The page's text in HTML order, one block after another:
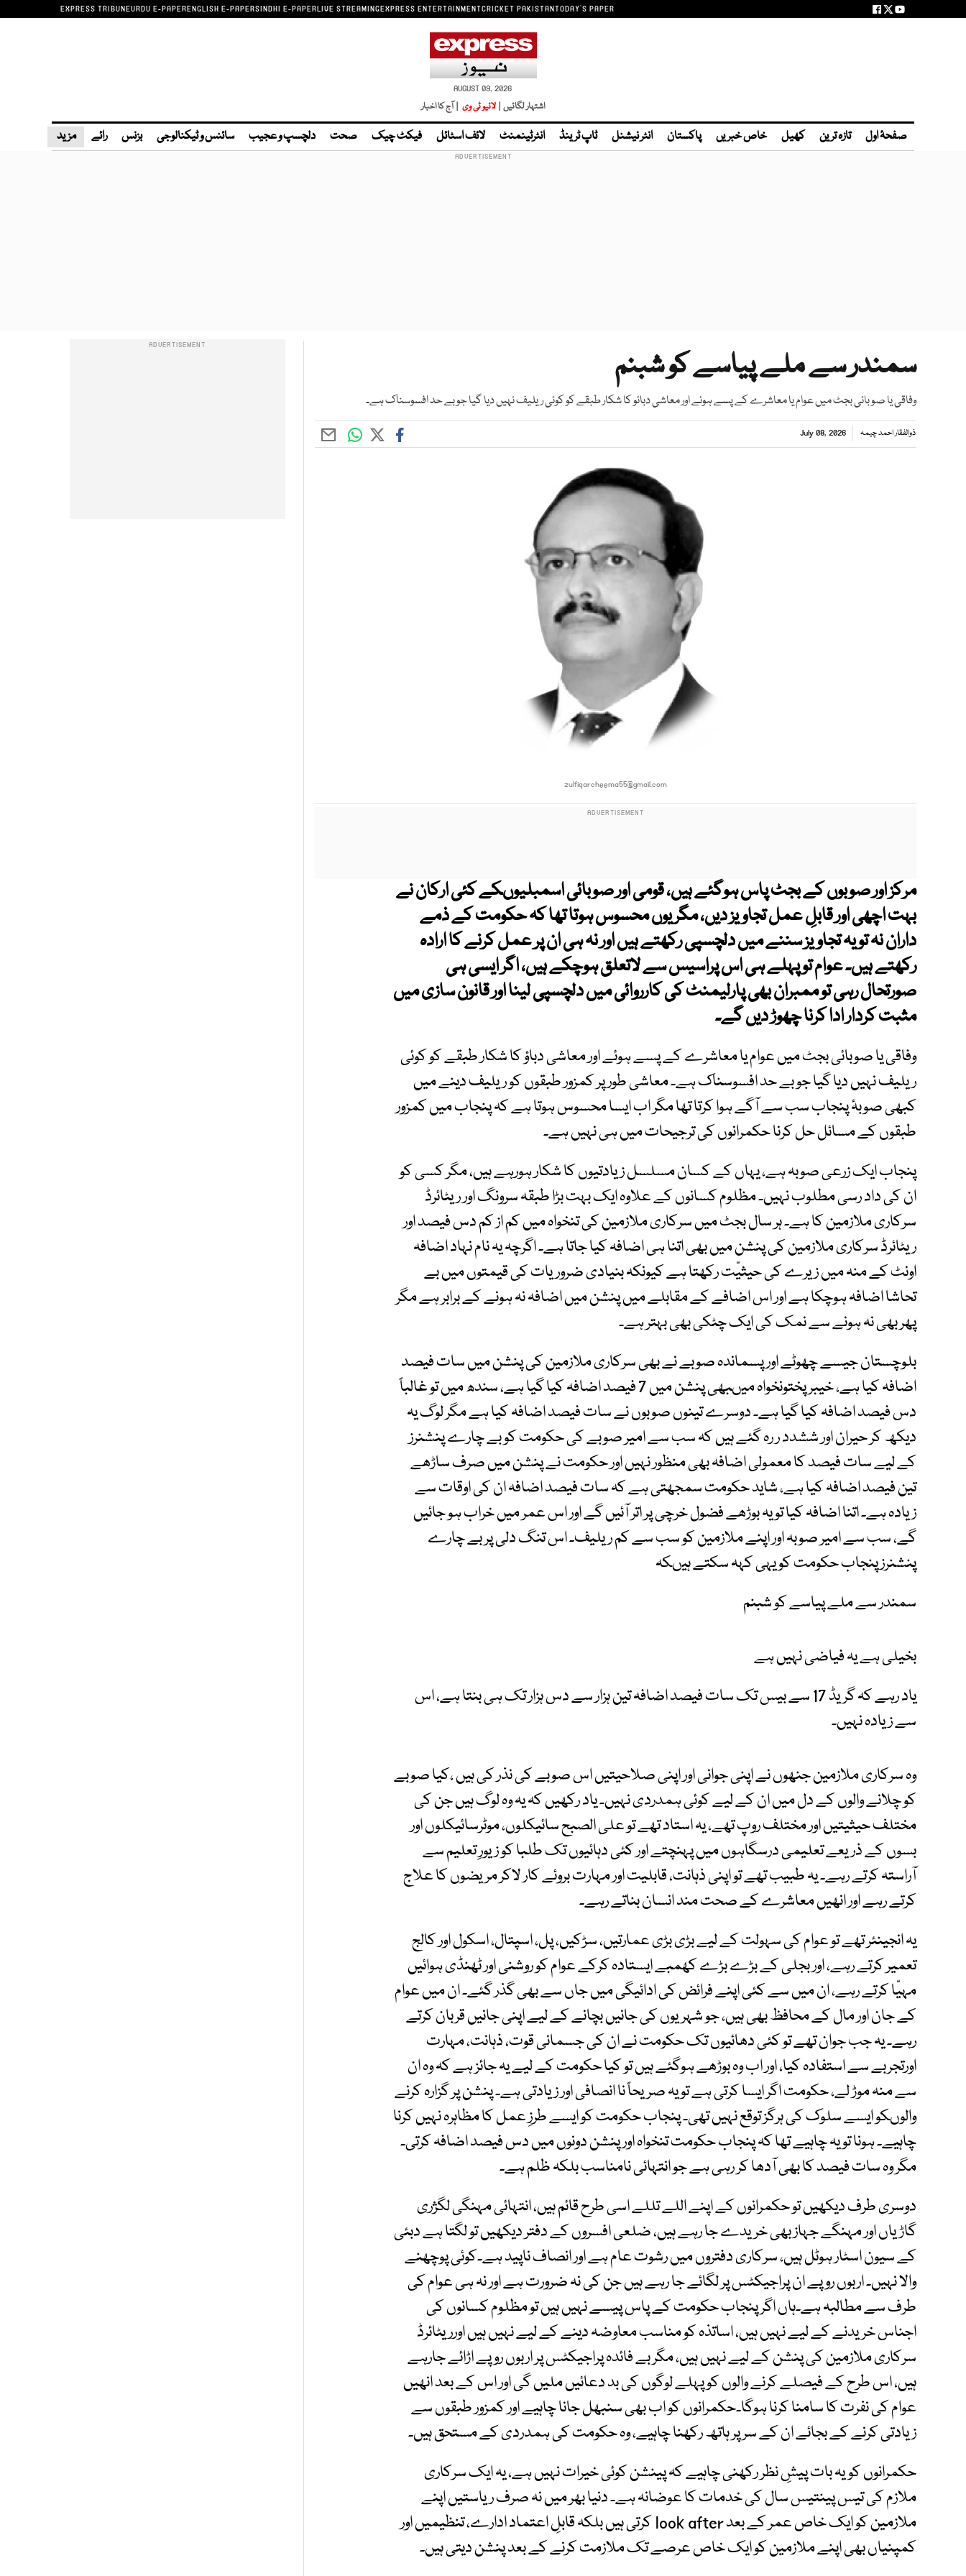
EXPRESS TRIBUNEURDU E-PAPERENGLISH E-PAPERSINDHI E-PAPERLIVE STREAMINGEXPRESS ENTERTAINMENTCRICKET PAKISTANTODAY'S PAPER
AUGUST 09, 2026
اشتہار لگائیں | لائیو ٹی وی | آج کا اخبار
صفحۂ اول تازہ ترین کھیل خاص خبریں پاکستان انٹر نیشنل ٹاپ ٹرینڈ انٹرٹینمنٹ لائف اسٹائل فیکٹ چیک صحت دلچسپ و عجیب سائنس و ٹیکنالوجی بزنس رائے مزید
سمندر سے ملے پیاسے کو شبنم
وفاقی یا صوبائی بجٹ میں عوام یا معاشرے کے پسے ہوئے اور معاشی دبائو کا شکار طبقے کو کوئی ریلیف نہیں دیا گیا جو بے حد افسوسناک ہے۔
ذوالفقار احمد چیمہ July 08, 2026
zulfiqarcheema55@gmail.com
مرکز اور صوبوں کے بجٹ پاس ہوگئے ہیں، قومی اور صوبائی اسمبلیوںکے کئی ارکان نے
بہت اچھی اور قابلِ عمل تجاویز دیں، مگر یوں محسوس ہوتا تھا کہ حکومت کے ذمے
داران نہ تو یہ تجاویز سننے میں دلچسپی رکھتے ہیں اور نہ ہی ان پر عمل کرنے کا ارادہ
رکھتے ہیں۔ عوام تو پہلے ہی اس پراسیس سے لاتعلق ہوچکے ہیں، اگر ایسی ہی
صورتحال رہی تو ممبران بھی پارلیمنٹ کی کارروائی میں دلچسپی لینا اور قانون سازی میں
مثبت کردار ادا کرنا چھوڑ دیں گے۔
وفاقی یا صوبائی بجٹ میں عوام یا معاشرے کے پسے ہوئے اور معاشی دباؤ کا شکار طبقے کو کوئی
ریلیف نہیں دیا گیا جو بے حد افسوسناک ہے۔ معاشی طور پر کمزور طبقوں کو ریلیف دینے میں
کبھی صوبۂ پنجاب سب سے آگے ہوا کرتا تھا مگر اب ایسا محسوس ہوتا ہے کہ پنجاب میں کمزور
طبقوں کے مسائل حل کرنا حکمرانوں کی ترجیحات میں ہی نہیں ہے۔
پنجاب ایک زرعی صوبہ ہے، یہاں کے کسان مسلسل زیادتیوں کا شکار ہورہے ہیں، مگر کسی کو
ان کی داد رسی مطلوب نہیں۔ مظلوم کسانوں کے علاوہ ایک بہت بڑا طبقہ سرونگ اور ریٹائرڈ
سرکاری ملازمین کا ہے۔ ہر سال بجٹ میں سرکاری ملازمین کی تنخواہ میں کم از کم دس فیصد اور
ریٹائرڈ سرکاری ملازمین کی پنشن میں بھی اتنا ہی اضافہ کیا جاتا ہے۔ اگرچہ یہ نام نہاد اضافہ
اونٹ کے منہ میں زیرے کی حیثیّت رکھتا ہے کیونکہ بنیادی ضروریات کی قیمتوں میں بے
تحاشا اضافہ ہوچکا ہے اور اس اضافے کے مقابلے میں پنشن میں اضافہ نہ ہونے کے برابر ہے مگر
پھر بھی نہ ہونے سے نمک کی ایک چٹکی بھی بہتر ہے۔
بلوچستان جیسے چھوٹے اور پسماندہ صوبے نے بھی سرکاری ملازمین کی پنشن میں سات فیصد
اضافہ کیا ہے، خیبر پختونخواہ میںبھی پنشن میں 7 فیصد اضافہ کیا گیا ہے، سندھ میں تو غالباً
دس فیصد اضافہ کیا گیا ہے۔ دوسرے تینوں صوبوں نے سات فیصد اضافہ کیا ہے مگر لوگ یہ
دیکھ کر حیران اور ششدد ر رہ گئے ہیں کہ سب سے امیر صوبے کی حکومت کو بے چارے پنشنرز
کے لیے سات فیصد کا معمولی اضافہ بھی منظور نہیں اور حکومت نے پنشن میں صرف ساڑھے
تین فیصد اضافہ کیا ہے، شاید حکومت سمجھتی ہے کہ سات فیصد اضافہ ان کی اوقات سے
زیادہ ہے۔ اتنا اضافہ کیا تو یہ بوڑھے فضول خرچی پر اتر آئیں گے اور اس عمر میں خراب ہو جائیں
گے، سب سے امیر صوبہ اور اپنے ملازمین کو سب سے کم ریلیف۔ اس تنگ دلی پر بے چارے
پنشنرز پنجاب حکومت کو یہی کہہ سکتے ہیںکہ
سمندر سے ملے پیاسے کو شبنم
بخیلی ہے یہ فیاضی نہیں ہے
یاد رہے کہ گریڈ 17 سے بیس تک سات فیصد اضافہ تین ہزار سے دس ہزار تک ہی بنتا ہے، اس
سے زیادہ نہیں۔
وہ سرکاری ملازمین جنھوں نے اپنی جوانی اور اپنی صلاحیتیں اس صوبے کی نذر کی ہیں ،کیا صوبے
کو چلانے والوں کے دل میں ان کے لیے کوئی ہمدردی نہیں۔ یاد رکھیں کہ یہ وہ لوگ ہیں جن کی
مختلف حیثیتیں اور مختلف روپ تھے، یہ استاد تھے تو علی الصبح سائیکلوں، موٹرسائیکلوں اور
بسوں کے ذریعے تعلیمی درسگاہوں میں پہنچتے اور کئی دہائیوں تک طلبا کو زیورِ تعلیم سے
آراستہ کرتے رہے۔ یہ طبیب تھے تو اپنی ذہانت، قابلیت اور مہارت بروئے کار لاکر مریضوں کا علاج
کرتے رہے اور انھیں معاشرے کے صحت مند انسان بناتے رہے۔
یہ انجینئر تھے تو عوام کی سہولت کے لیے بڑی بڑی عمارتیں، سڑکیں، پل، اسپتال، اسکول اور کالج
تعمیر کرتے رہے، اور بجلی کے بڑے بڑے کھمبے ایستادہ کرکے عوام کو روشنی اور ٹھنڈی ہوائیں
مہیّا کرتے رہے، ان میں سے کئی اپنے فرائض کی ادائیگی میں جاں سے بھی گذر گئے۔ ان میں عوام
کے جان اور مال کے محافظ بھی ہیں، جو شہریوں کی جانیں بچانے کے لیے اپنی جانیں قربان کرتے
رہے۔ یہ جب جوان تھے تو کئی دھائیوں تک حکومت نے ان کی جسمانی قوت، ذہانت، مہارت
اورتجربے سے استفادہ کیا، اور اب وہ بوڑھے ہوگئے ہیں تو کیا حکومت کے لیے یہ جائز ہے کہ وہ ان
سے منہ موڑ لے، حکومت اگر ایسا کرتی ہے تو یہ صریحاً نا انصافی اور زیادتی ہے۔ پنشن پر گزارہ کرنے
والوںکو ایسے سلوک کی ہرگز توقع نہیں تھی۔ پنجاب حکومت کو ایسے طرزِ عمل کا مظاہرہ نہیں کرنا
چاہیے۔ ہونا تو یہ چاہیے تھا کہ پنجاب حکومت تنخواہ اور پنشن دونوں میں دس فیصد اضافہ کرتی۔
مگر وہ سات فیصد کا بھی آدھا کر رہی ہے جو انتہائی نامناسب بلکہ ظلم ہے۔
دوسری طرف دیکھیں تو حکمرانوں کے اپنے اللے تللے اسی طرح قائم ہیں، انتہائی مہنگی لگژری
گاڑیاں اور مہنگے جہاز بھی خریدے جا رہے ہیں، ضلعی افسروں کے دفتر دیکھیں تو لگتا ہے دبئی
کے سیون اسٹار ہوٹل ہیں، سرکاری دفتروں میں رشوت عام ہے اور انصاف ناپید ہے۔کوئی پوچھنے
والا نہیں۔ اربوں روپے ان پراجیکٹس پر لگائے جا رہے ہیں جن کی نہ ضرورت ہے اور نہ ہی عوام کی
طرف سے مطالبہ ہے۔ہاں اگر پنجاب حکومت کے پاس پیسے نہیں ہیں تو مظلوم کسانوں کی
اجناس خریدنے کے لیے نہیں ہیں، اساتذہ کو مناسب معاوضہ دینے کے لیے نہیں ہیں اورریٹائرڈ
سرکاری ملازمین کی پنشن کے لیے نہیں ہیں، مگر بے فائدہ پراجیکٹس پر اربوں روپے اڑائے جارہے
ہیں، اس طرح کے فیصلے کرنے والوں کو پہلے لوگوں کی بد دعائیں ملیں گی اور اس کے بعد انھیں
عوام کی نفرت کا سامنا کرنا ہوگا۔حکمرانوں کو اب بھی سنبھل جانا چاہیے اور کمزور طبقوں سے
زیادتی کرنے کے بجائے ان کے سر پر ہاتھ رکھنا چاہیے، وہ حکومت کی ہمدردی کے مستحق ہیں۔
حکمرانوں کویہ بات پیشِ نظر رکھنی چاہیے کہ پینشن کوئی خیرات نہیں ہے، یہ ایک سرکاری
ملازم کی تیس پینتیس سال کی خدمات کا عوضانہ ہے۔ دنیا بھر میں نہ صرف ریاستیں اپنے
ملازمین کو ایک خاص عمر کے بعد look after کرتی ہیں بلکہ قابلِ اعتماد ادارے، تنظیمیں اور
کمپنیاں بھی اپنے ملازمین کو ایک خاص عرصے تک ملازمت کرنے کے بعد پنشن دیتی ہیں۔